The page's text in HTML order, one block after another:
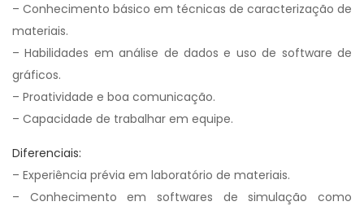
– Conhecimento básico em técnicas de caracterização de
materiais.
– Habilidades em análise de dados e uso de software de
gráficos.
– Proatividade e boa comunicação.
– Capacidade de trabalhar em equipe.
Diferenciais:
– Experiência prévia em laboratório de materiais.
– Conhecimento em softwares de simulação como